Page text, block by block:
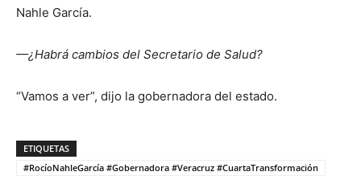
Nahle García.
—¿Habrá cambios del Secretario de Salud?
“Vamos a ver”, dijo la gobernadora del estado.
ETIQUETAS
#RocíoNahleGarcía #Gobernadora #Veracruz #CuartaTransformación